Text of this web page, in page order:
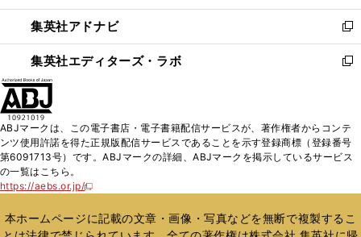
開
く
ウ
で
開
く
ン
ド
ウ
で
ウ
ィ
ン
ド
く
集英社アドナビ
新
し
い
ド
ウ
で
集英社エディターズ・ラボ
新
ィ
ン
ド
開
く
ABJマークは、この電子書店・電子書籍配信サービスが、著作権者からコンテ
ンツ使用許諾を得た正規版配信サービスであることを示す登録商標（登録番号
第6091713号）です。ABJマークの詳細、ABJマークを掲示しているサービス
の一覧はこちら。
https://aebs.or.jp/
新
い
ウ
本ホームページに記載の文章・画像・写真などを無断で複製するこ